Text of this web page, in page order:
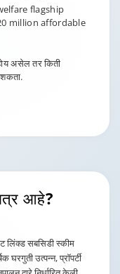
flagship
million affordable
असेल तर किती
शकता.
आहे?
लिंक्ड सबसिडी स्कीम
घरगुती उत्पन्न, प्रॉपर्टी